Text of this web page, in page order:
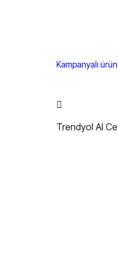
Kampanyalı
Trendyol AI